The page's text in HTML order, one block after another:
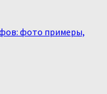
фото примеры,